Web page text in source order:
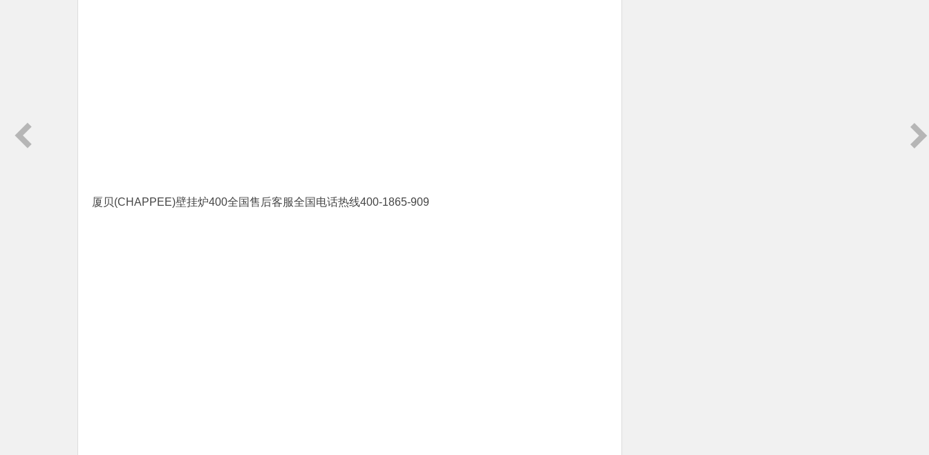
厦贝(CHAPPEE)壁挂炉400全国售后客服全国电话热线400-1865-909